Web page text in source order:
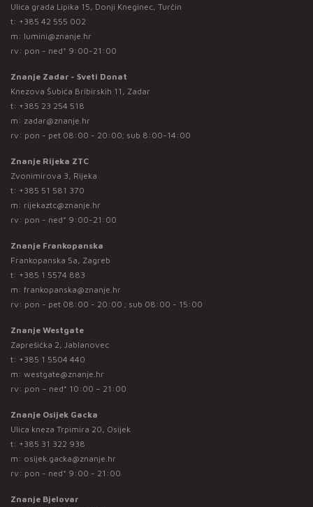
Ulica grada Lipika 15, Donji Kneginec, Turčin
t: +385 42 555 002
m: lumini@znanje.hr
rv: pon - ned* 9:00-21:00
Znanje Zadar - Sveti Donat
Knezova Šubića Bribirskih 11, Zadar
t: +385 23 254 518
m: zadar@znanje.hr
rv: pon - pet 08:00 - 20:00; sub 8:00-14:00
Znanje Rijeka ZTC
Zvonimirova 3, Rijeka
t: +385 51 581 370
m: rijekaztc@znanje.hr
rv: pon - ned* 9:00-21:00
Znanje Frankopanska
Frankopanska 5a, Zagreb
t: +385 1 5574 883
m: frankopanska@znanje.hr
rv: pon - pet 08:00 - 20:00 ; sub 08:00 - 15:00
Znanje Westgate
Zaprešićka 2, Jablanovec
t: +385 1 5504 440
m: westgate@znanje.hr
rv: pon – ned* 10:00 – 21:00
Znanje Osijek Gacka
Ulica kneza Trpimira 20, Osijek
t: +385 31 322 938
m: osijek.gacka@znanje.hr
rv: pon - ned* 9:00 - 21:00
Znanje Bjelovar